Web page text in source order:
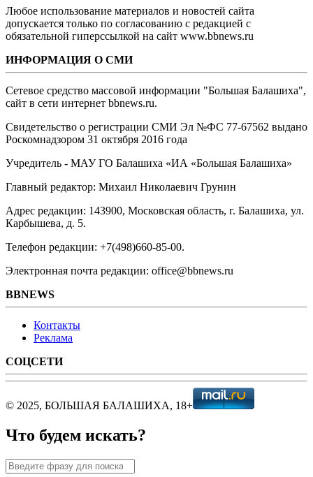
Любое использование материалов и новостей сайта
допускается только по согласованию с редакцией с
обязательной гиперссылкой на сайт www.bbnews.ru
ИНФОРМАЦИЯ О СМИ
Сетевое средство массовой информации "Большая Балашиха",
сайт в сети интернет bbnews.ru.
Свидетельство о регистрации СМИ Эл №ФС ‎77-67562 выдано
Роскомнадзором 31 октября 2016 года
Учредитель - МАУ ГО Балашиха «ИА «Большая Балашиха»
Главный редактор: Михаил Николаевич Грунин
Адрес редакции: 143900, Московская область, г. Балашиха, ул.
Карбышева, д. 5.
Телефон редакции: +7(498)660-85-00.
Электронная почта редакции: office@bbnews.ru
BBNEWS
Контакты
Реклама
СОЦСЕТИ
© 2025, БОЛЬШАЯ БАЛАШИХА, 18+
Что будем искать?